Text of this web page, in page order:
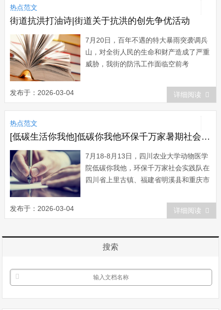
日夜奋战在抗洪救灾第一线，在短短半个
月...
热点范文
街道抗洪打油诗|街道关于抗洪的创先争优活动
7月20日，百年不遇的特大暴雨突袭调兵
山，对全街人民的生命和财产造成了严重
威胁，我街的防汛工作面临空前考
兵山街道共受灾600户，涉及1244人、房
屋1642间；农作物受灾面积达3000亩；
生猪受灾60头；桥梁被冲毁一座；公路被
发布于：2026-03-04 详细阅读
热点范文
[低碳生活你我他]低碳你我他环保千万家暑期社会实践总结
7月18-8月13日，四川农业大学动物医学
院低碳你我他，环保千万家社会实践队在
四川省上里古镇、福建省明溪县和重庆市
博盛会主题宣传活动。同学们旨在让更多
的市民加入到低碳一族，共同呵护我们的
了更好地提高市民的低碳意识，宣传低碳
发布于：2026-03-04 详细阅读
搜索